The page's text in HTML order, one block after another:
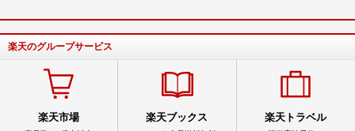
楽天のグループサービス
楽天市場 楽天ブックス 楽天トラベル